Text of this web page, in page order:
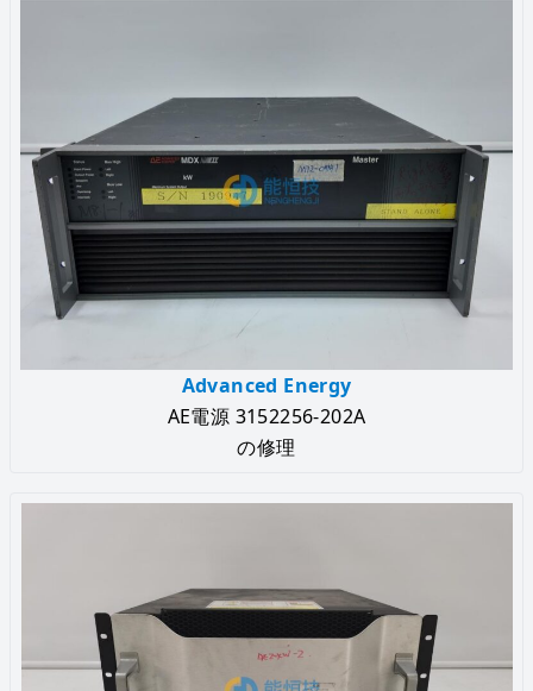
Advanced Energy
AE電源 3152256-202A
の修理